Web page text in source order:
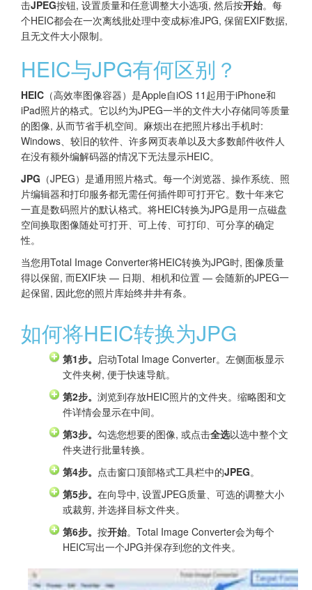
击JPEG按钮, 设置质量和任意调整大小选项, 然后按开始。每
个HEIC都会在一次离线批处理中变成标准JPG, 保留EXIF数据,
且无文件大小限制。
HEIC与JPG有何区别？
HEIC （高效率图像容器）是Apple自iOS 11起用于iPhone和
iPad照片的格式。它以约为JPEG一半的文件大小存储同等质量
的图像, 从而节省手机空间。麻烦出在把照片移出手机时:
Windows、较旧的软件、许多网页表单以及大多数邮件收件人
在没有额外编解码器的情况下无法显示HEIC。
JPG （JPEG）是通用照片格式。每一个浏览器、操作系统、照
片编辑器和打印服务都无需任何插件即可打开它。数十年来它
一直是数码照片的默认格式。将HEIC转换为JPG是用一点磁盘
空间换取图像随处可打开、可上传、可打印、可分享的确定
性。
当您用Total Image Converter将HEIC转换为JPG时, 图像质量
得以保留, 而EXIF块 — 日期、相机和位置 — 会随新的JPEG一
起保留, 因此您的照片库始终井井有条。
如何将HEIC转换为JPG
第1步。 启动Total Image Converter。左侧面板显示
文件夹树, 便于快速导航。
第2步。 浏览到存放HEIC照片的文件夹。缩略图和文
件详情会显示在中间。
第3步。 勾选您想要的图像, 或点击全选以选中整个文
件夹进行批量转换。
第4步。 点击窗口顶部格式工具栏中的JPEG。
第5步。 在向导中, 设置JPEG质量、可选的调整大小
或裁剪, 并选择目标文件夹。
第6步。 按开始。Total Image Converter会为每个
HEIC写出一个JPG并保存到您的文件夹。